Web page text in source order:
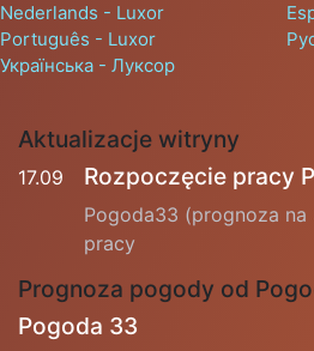
Nederlands - Luxor
Português - Luxor
Українська - Луксор
Aktualizacje witryny
17.09 Rozpoczęcie pracy
Pogoda33 (prognoza
pracy
Prognoza pogody od
Pogoda 33